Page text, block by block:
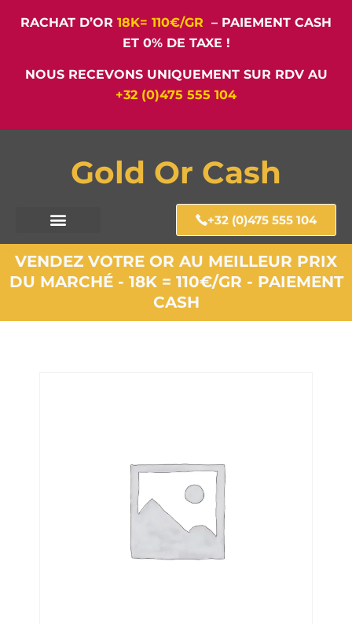
RACHAT D’OR 18K= 110€/GR – PAIEMENT CASH
ET 0% DE TAXE !
NOUS RECEVONS UNIQUEMENT SUR RDV AU
+32 (0)475 555 104
Gold Or Cash
+32 (0)475 555 104
VENDEZ VOTRE OR AU MEILLEUR PRIX
DU MARCHÉ - 18K = 110€/GR - PAIEMENT
CASH